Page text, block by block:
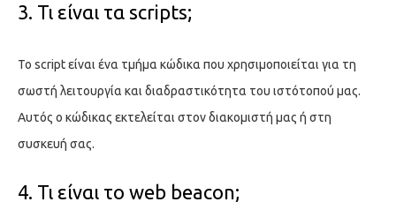
3. Τι είναι τα scripts;
Το script είναι ένα τμήμα κώδικα που χρησιμοποιείται για τη
σωστή λειτουργία και διαδραστικότητα του ιστότοπού μας.
Αυτός ο κώδικας εκτελείται στον διακομιστή μας ή στη
συσκευή σας.
4. Τι είναι το web beacon;